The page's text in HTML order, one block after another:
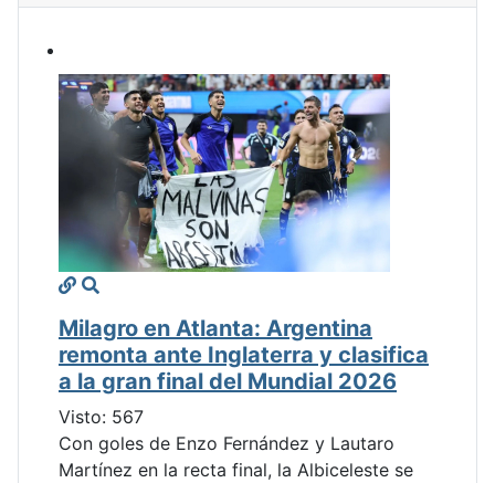
Milagro en Atlanta: Argentina
remonta ante Inglaterra y clasifica
a la gran final del Mundial 2026
Visto: 567
Con goles de Enzo Fernández y Lautaro
Martínez en la recta final, la Albiceleste se